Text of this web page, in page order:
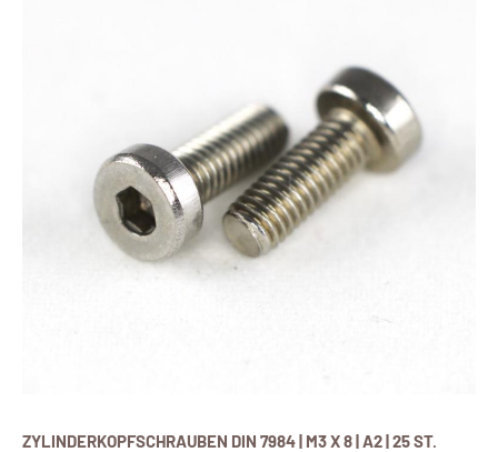
ZYLINDERKOPFSCHRAUBEN DIN 7984 | M3 X 8 | A2 | 25 ST.